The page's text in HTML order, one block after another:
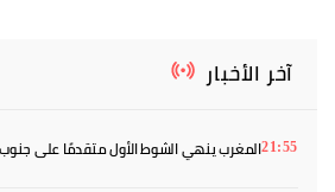
آخر الأخبار
21:55المغرب ينهي الشوط الأول متقدمًا على